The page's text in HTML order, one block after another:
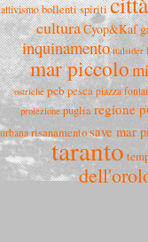
attivismo bollenti spiriti
culturaCyop&Kaf
inquinamento italsider
mar piccolo
ostriche pcbpesca piazza
proiezione pugliaregione
urbana risanamentosave mar
taranto